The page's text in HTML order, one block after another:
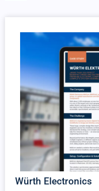
Würth Electronics